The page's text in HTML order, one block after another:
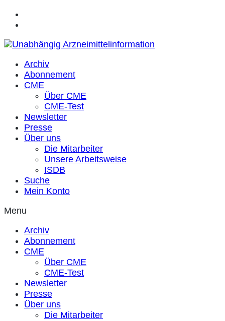
Archiv
Abonnement
CME
Über CME
CME-Test
Newsletter
Presse
Über uns
Die Mitarbeiter
Unsere Arbeitsweise
ISDB
Suche
Mein Konto
Menu
Archiv
Abonnement
CME
Über CME
CME-Test
Newsletter
Presse
Über uns
Die Mitarbeiter